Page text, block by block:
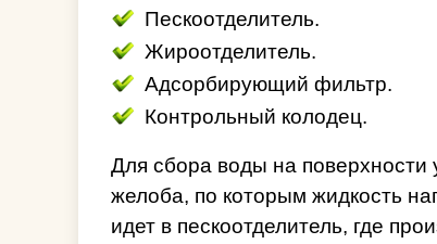
Пескоотделитель.
Жироотделитель.
Адсорбирующий фильтр.
Контрольный колодец.
Для сбора воды на
желоба, по которым жидкость
идет в пескоотделитель, где